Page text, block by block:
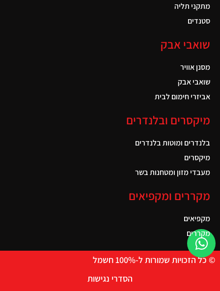
מתקני תליה
סטנדים
שואבי אבק
מסנן אוויר
שואבי אבק
אביזרי חימום לבית
מיקסרים ובלנדרים
בלנדרים ומוטות בלנדרים
מיקסרים
מעבדי מזון ומטחנות בשר
מקררים ומקפיאים
מקפיאים
מקררים
© כל הזכויות שמורות ל-100% חשמל
הסדרי נגישות